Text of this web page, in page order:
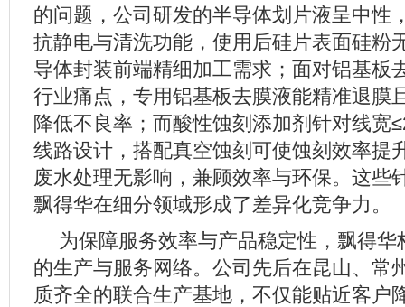
的问题，公司研发的半导体划片液呈中性
抗静电与清洗功能，使用后硅片表面硅粉
导体封装前端精细加工需求；面对铝基板
行业痛点，专用铝基板去膜液能精准退膜
降低不良率；而酸性蚀刻添加剂针对线宽
线路设计，搭配真空蚀刻可使蚀刻效率提
废水处理无影响，兼顾效率与环保。这些
飘得华在细分领域形成了差异化竞争力。
为保障服务效率与产品稳定性，飘得华
的生产与服务网络。公司先后在昆山、常
质齐全的联合生产基地，不仅能贴近客户